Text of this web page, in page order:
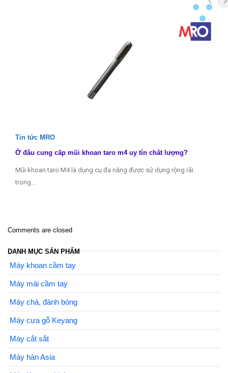
Tin tức MRO
Ở đâu cung cấp mũi khoan taro m4 uy tín chất lượng?
Mũi khoan taro M4 là dụng cụ đa năng được sử dụng rộng rãi
trong…
Comments are closed
DANH MỤC SẢN PHẨM
Máy khoan cầm tay
Máy mài cầm tay
Máy chà, đánh bóng
Máy cưa gỗ Keyang
Máy cắt sắt
Máy hàn Asia